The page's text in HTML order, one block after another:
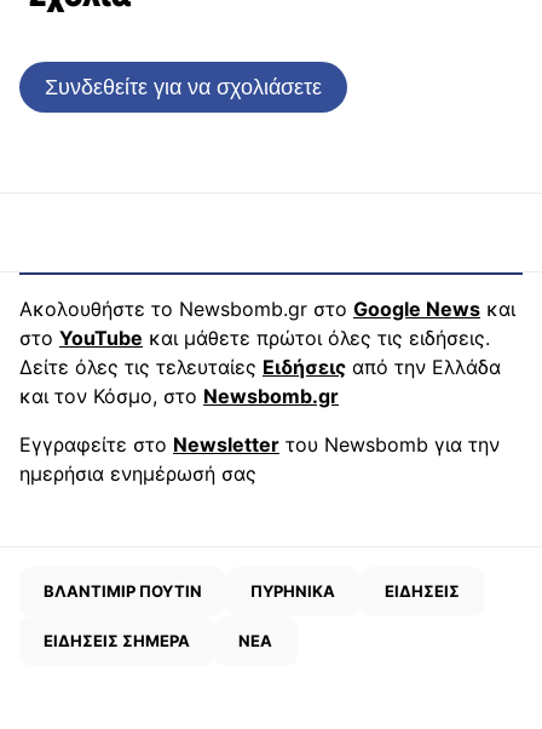
Συνδεθείτε για να σχολιάσετε
Ακολουθήστε το Newsbomb.gr στο Google News και
στο YouTube και μάθετε πρώτοι όλες τις ειδήσεις.
Δείτε όλες τις τελευταίες Ειδήσεις από την Ελλάδα
και τον Κόσμο, στο Newsbomb.gr
Εγγραφείτε στο Newsletter του Newsbomb για την
ημερήσια ενημέρωσή σας
ΒΛΑΝΤΙΜΙΡ ΠΟΥΤΙΝ ΠΥΡΗΝΙΚΑ ΕΙΔΗΣΕΙΣ
ΕΙΔΗΣΕΙΣ ΣΗΜΕΡΑ ΝΕΑ